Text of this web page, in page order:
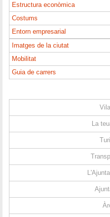
Estructura econòmica
Costums
Entorn empresarial
Imatges de la ciutat
Mobilitat
Guia de carrers
La